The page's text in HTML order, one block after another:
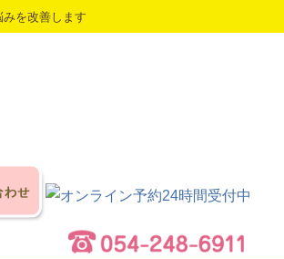
を改善します